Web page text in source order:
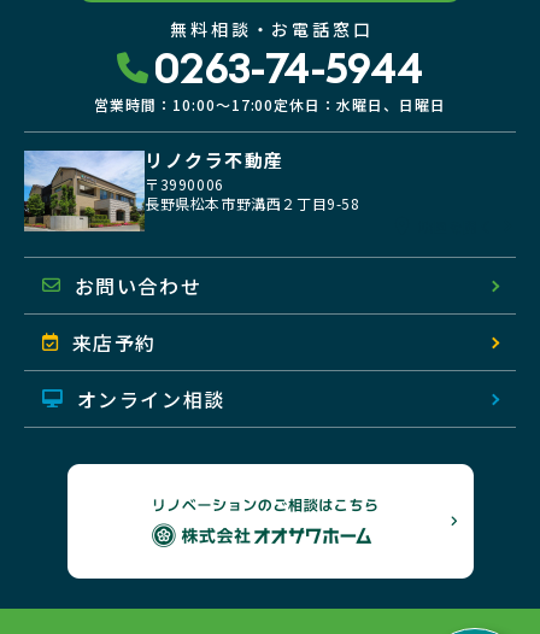
無料相談・お電話窓口
0263-74-5944
営業時間：10:00〜17:00定休日：水曜日、日曜日
リノクラ不動産
〒3990006
長野県松本市野溝西２丁目9-58
お問い合わせ
来店予約
オンライン相談